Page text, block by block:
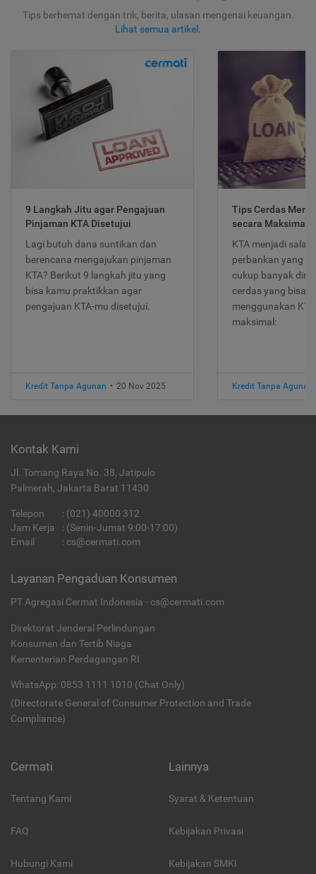
Tips berhemat dengan trik, berita, ulasan mengenai keuangan.
Lihat semua artikel .
9 Langkah Jitu agar Pengajuan
Pinjaman KTA Disetujui
Lagi butuh dana suntikan dan
berencana mengajukan pinjaman
KTA? Berikut 9 langkah jitu yang
bisa kamu praktikkan agar
pengajuan KTA-mu disetujui.
Kredit Tanpa Agunan • 20 Nov 2025
Tips Cerdas
secara Maksimal
KTA menjadi
perbankan yang
cukup banyak
cerdas yang bisa
menggunakan
maksimal:
Kredit Tanpa Agunan
Kontak Kami
Jl. Tomang Raya No. 38, Jatipulo
Palmerah, Jakarta Barat 11430
Telepon : (021) 40000 312
Jam Kerja
: (Senin-Jumat 9:00-17:00)
Email
: cs@cermati.com
Layanan Pengaduan Konsumen
PT Agregasi Cermat Indonesia - cs@cermati.com
Direktorat Jenderal Perlindungan
Konsumen dan Tertib Niaga
Kementerian Perdagangan RI
WhatsApp: 0853 1111 1010 (Chat Only)
(Directorate General of Consumer Protection and Trade
Compliance)
Cermati
Tentang Kami
FAQ
Hubungi Kami
Lainnya
Syarat & Ketentuan
Kebijakan Privasi
Kebijakan SMKI